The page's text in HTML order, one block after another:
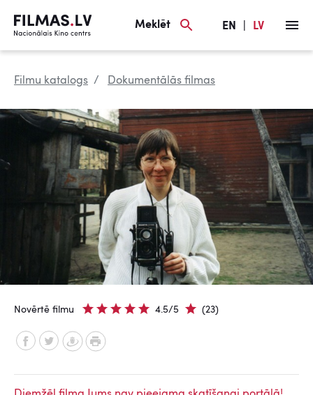
Meklēt EN LV
Filmu katalogs Dokumentālās filmas
Novērtē filmu 4.5/5 (23)